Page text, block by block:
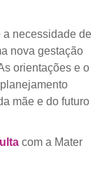
a necessidade de
nova gestação
orientações e o
mãe e do futuro
com a Mater